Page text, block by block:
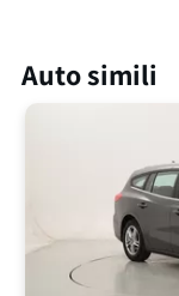
Auto simili